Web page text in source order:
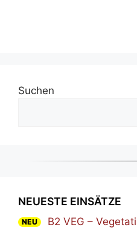
Suchen
NEUESTE EINSÄTZE
NEU
B2 VEG –